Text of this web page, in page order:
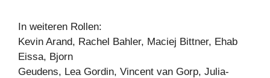
In weiteren Rollen:
Kevin Arand, Rachel Bahler, Maciej Bittner, Ehab
Eissa, Bjorn
Geudens, Lea Gordin, Vincent van Gorp, Julia-